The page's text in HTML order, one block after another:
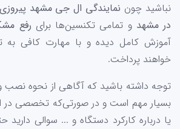
نباشید چون نمایندگی ال جی مشهد پیروزی
در مشهدو تمامی تکنسین‌ها برای رفع
آموزش کامل دیده و با مهارت کافی به
خواهند پرداخت.
توجه داشته‌ باشید که آگاهی از نحوه نصب
بسیار مهم است و در صورتی‌که تخصصی در
یا درباره کارکرد دستگاه و ... سوالی دارید